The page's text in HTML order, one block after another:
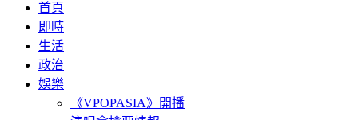
首頁
即時
生活
政治
娛樂
《VPOPASIA》開播